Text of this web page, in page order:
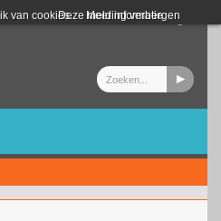
van cookies. Meer informatie
Deze melding verbergen
Login